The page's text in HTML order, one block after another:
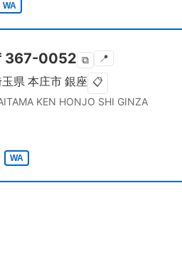
WA
367-0052 ⧉ 📍
県 本庄市 銀座 📋
KEN HONJO SHI GINZA
WA